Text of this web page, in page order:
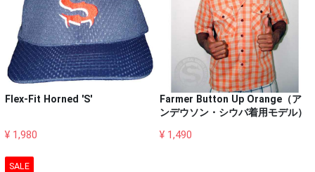
Flex-Fit Horned 'S'
¥ 1,980
Farmer Button Up Orange（ア
ンデウソン・シウバ着用モデル）
¥ 1,490
SALE